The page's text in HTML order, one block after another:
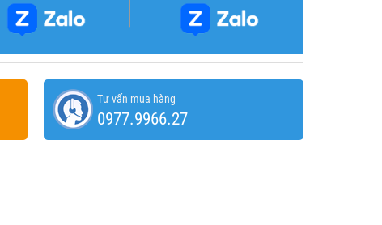
Tư vấn mua hàng
0977.9966.27